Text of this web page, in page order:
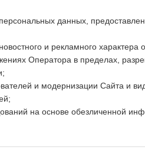
данных,
и рекламного
Оператора в пределах,
и модернизации Сайта и
на основе обезличенной